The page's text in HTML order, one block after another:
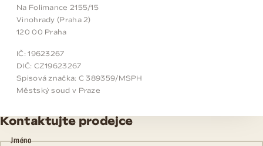
Na Folimance 2155/15
Vinohrady (Praha 2)
120 00 Praha
IČ: 19623267
DIČ: CZ19623267
Spisová značka: C 389359/MSPH
Městský soud v Praze
Kontaktujte prodejce
Jméno